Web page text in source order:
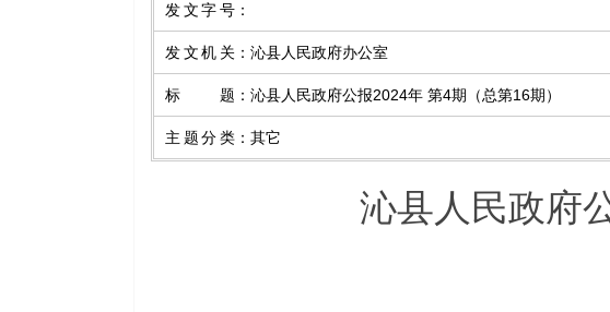
发文字号 ：
发文机关 ： 沁县人民政府办公室
标题 ： 沁县人民政府公报2024年 第4期（总第16期）
主题分类 ： 其它
沁县人民政府